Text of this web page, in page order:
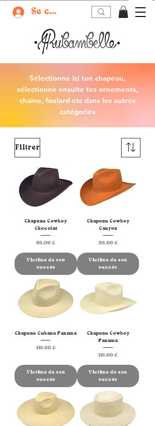
Se connecter
Sélectionne ici ton chapeau,
sélectionne ensuite tes ornements,
chaine, foulard etc dans les autres
catégories
Filtrer
Chapeau Cowboy
Chocolat
Prix
89,00 €
Victime de son
succès
Chapeau Cowboy
Canyon
Prix
89,00 €
Victime de son
succès
Chapeau Cubana Panama
Prix
119,00 €
Victime de son
succès
Chapeau Cowboy
Panama
Prix
119,00 €
Victime de son
succès